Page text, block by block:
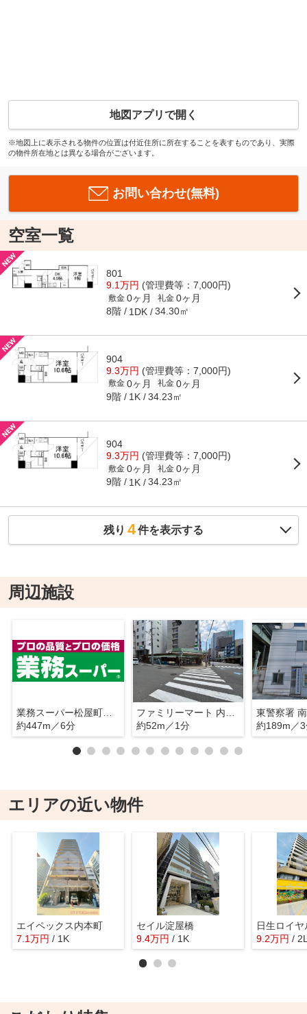
地図アプリで開く
※地図上に表示される物件の位置は付近住所に所在することを表すものであり、実際
の物件所在地とは異なる場合がございます。
お問い合わせ(無料)
空室一覧
801
9.1万円 (管理費等：7,000円)
敷金 0ヶ月 礼金 0ヶ月
8階 1DK 34.30㎡
904
9.3万円 (管理費等：7,000円)
敷金 0ヶ月 礼金 0ヶ月
9階 1K 34.23㎡
904
9.3万円 (管理費等：7,000円)
敷金 0ヶ月 礼金 0ヶ月
9階 1K 34.23㎡
残り 4件を表示する
周辺施設
業務スーパー松屋町筋本町橋店
約447m／6分
約52m／1分
約189m／
エリアの近い物件
エイペックス内本町
7.1万円 / 1K
セイル淀屋橋
9.4万円 / 1K
日生ロイヤ
9.2万円 /